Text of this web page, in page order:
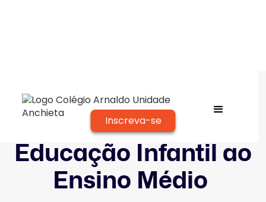
Inscreva-se
Colégio Arnaldo
Educação Infantil ao
Ensino Médio